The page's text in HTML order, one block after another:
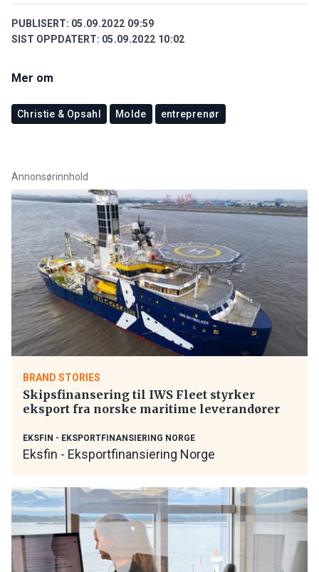
PUBLISERT: 05.09.2022 09:59
SIST OPPDATERT: 05.09.2022 10:02
Mer om
Christie & Opsahl Molde entreprenør
Annonsørinnhold
BRAND STORIES
Skipsfinansering til IWS Fleet styrker
eksport fra norske maritime leverandører
EKSFIN - EKSPORTFINANSIERING NORGE
Eksfin - Eksportfinansiering Norge